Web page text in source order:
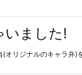
いました!
オリジナルのキャラ弁